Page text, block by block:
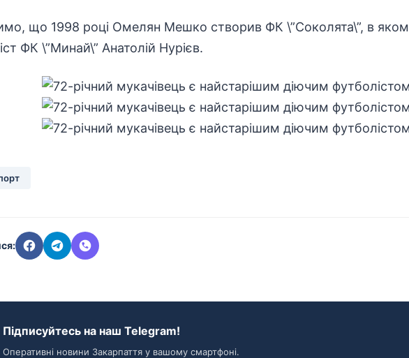
що 1998 році Омелян Мешко створив ФК \”Соколята\”, в
ФК \”Минай\” Анатолій Нурієв.
Підписуйтесь на наш Telegram!
Оперативні новини Закарпаття у вашому смартфоні.